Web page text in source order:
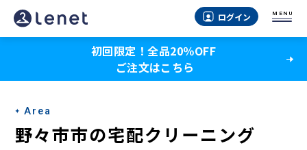
野々
市
の
宅
配
ログイン MENU
初回限定！全品20％OFF
ご注文はこちら
Area
野々市市の宅配クリーニング